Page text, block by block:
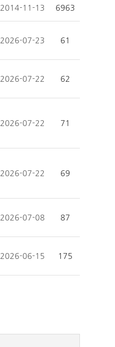
2014-11-13 6963
2026-07-23 61
2026-07-22 62
2026-07-22 71
2026-07-22 69
2026-07-08 87
2026-06-15 175